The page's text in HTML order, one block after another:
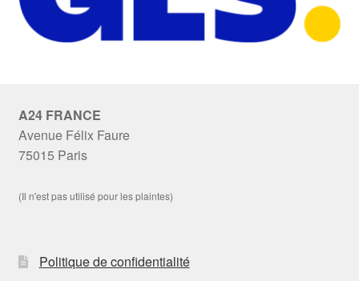
A24 FRANCE
Avenue Félix Faure
75015 Paris
(Il n'est pas utilisé pour les plaintes)
Politique de confidentialité